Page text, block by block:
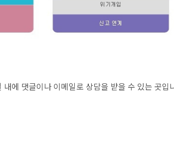
에 댓글이나 이메일로 상담을 받을 수 있는 곳입